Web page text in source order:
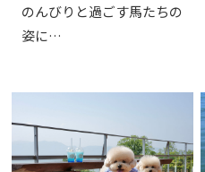
のんびりと過ごす馬たちの
姿に…